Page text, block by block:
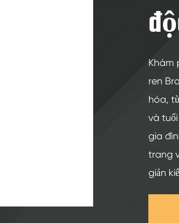
Khám
ren
hóa,
và
gia
trang
giản